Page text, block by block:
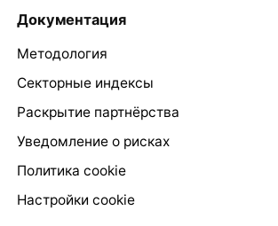
Документация
Методология
Секторные индексы
Раскрытие партнёрства
Уведомление о рисках
Политика cookie
Настройки cookie